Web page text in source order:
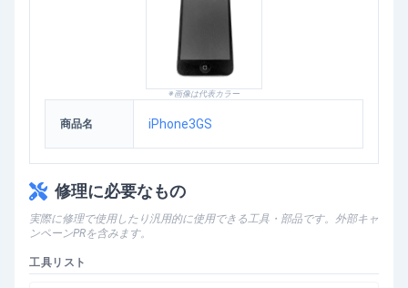
※画像は代表カラー
商品名 iPhone3GS
修理に必要なもの
実際に修理で使用したり汎用的に使用できる工具・部品です。外部キャ
ンペーンPRを含みます。
工具リスト